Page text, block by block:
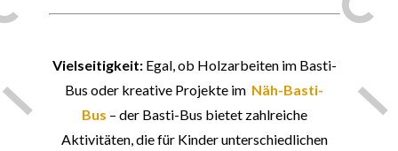
Vielseitigkeit:Egal, ob Holzarbeiten im Basti-
Bus oder kreative Projekte im Näh-Basti-
Bus – der Basti-Bus bietet zahlreiche
Aktivitäten, die für Kinder unterschiedlichen